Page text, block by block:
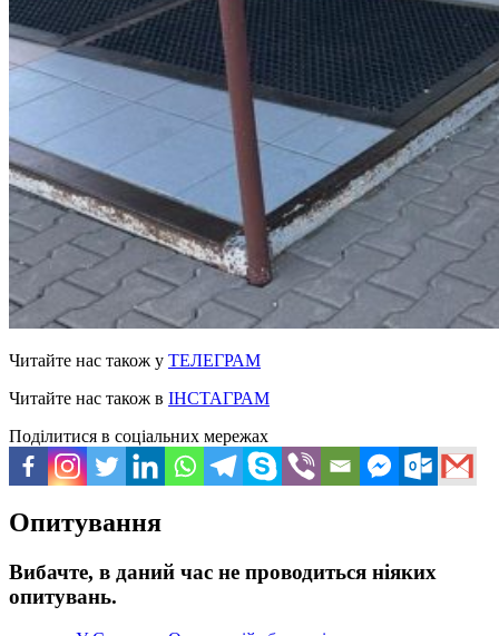
Читайте нас також у ТЕЛЕГРАМ
Читайте нас також в ІНСТАГРАМ
Поділитися в соціальних мережах
Опитування
Вибачте, в даний час не проводиться ніяких
опитувань.